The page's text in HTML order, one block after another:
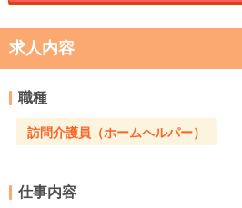
求人内容
職種
訪問介護員（ホームヘルパー）
仕事内容